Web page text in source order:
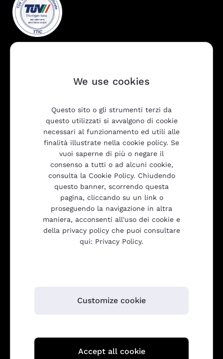
Gulliver srl
Gulliver s.r.l.
Via Orzinuovi, 73 - 25125 Brescia
We use cookies
Questo sito o gli strumenti terzi da
questo utilizzati si avvalgono di cookie
necessari al funzionamento ed utili alle
finalità illustrate nella cookie policy. Se
vuoi saperne di più o negare il
consenso a tutti o ad alcuni cookie,
consulta la Cookie Policy. Chiudendo
questo banner, scorrendo questa
pagina, cliccando su un link o
proseguendo la navigazione in altra
maniera, acconsenti all'uso dei cookie e
della privacy policy che puoi consultare
qui: Privacy Policy.
Customize cookie
Accept all cookie